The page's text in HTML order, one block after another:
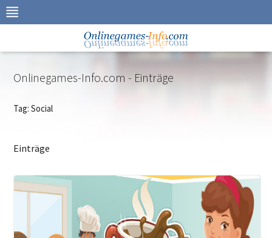
Zur
Navigation
Inhalt
Onlinegames-Info.com - Einträge
Tag: Social
Einträge